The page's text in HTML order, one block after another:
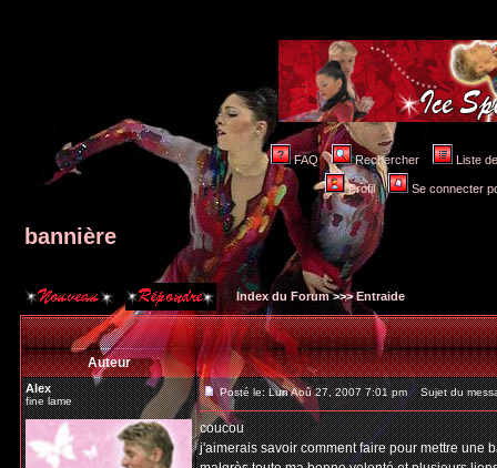
FAQ Rechercher Liste
Profil Se connecter
bannière
Index du Forum>>>Entraide
Auteur
Alex
fine lame
Posté le: Lun Aoû 27, 2007 7:01 pm Sujet du
coucou
j'aimerais savoir comment faire pour mettre une